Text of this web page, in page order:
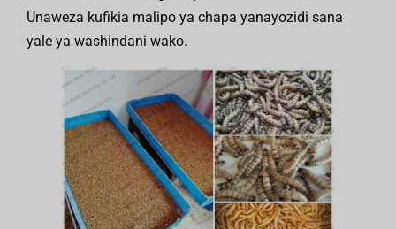
Unaweza kufikia malipo ya chapa yanayozidi sana
yale ya washindani wako.